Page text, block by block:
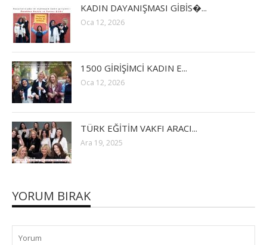
KADIN DAYANIŞMASI GİBİS�...
Oca 12, 2026
1500 GİRİŞİMCİ KADIN E...
Oca 12, 2026
TÜRK EĞİTİM VAKFI ARACI...
Ara 19, 2025
YORUM BIRAK